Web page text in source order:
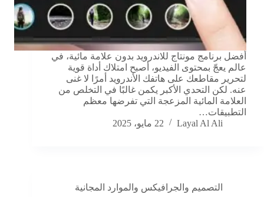
أفضل برنامج مونتاج للاندرويد بدون علامة مائية، في
عالم يعجّ بمحتوى الفيديو، أصبح امتلاك أداة قوية
لتحرير مقاطعك على هاتفك الأندرويد أمرًا لا غنى
عنه. لكن التحدي الأكبر يكمن غالبًا في التخلص من
العلامة المائية المزعجة التي تفرضها معظم
التطبيقات…
Layal Al Ali
22 مايو، 2025
التصميم والجرافيكس والموارد المجانية